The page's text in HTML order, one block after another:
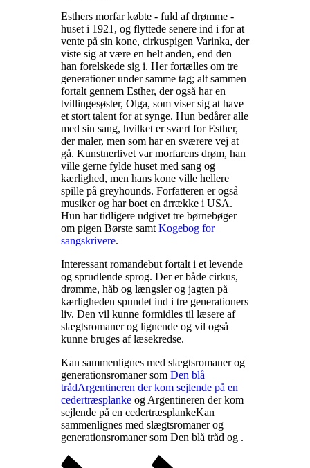
Esthers morfar købte - fuld af drømme -
huset i 1921, og flyttede senere ind i for at
vente på sin kone, cirkuspigen Varinka, der
viste sig at være en helt anden, end den
han forelskede sig i. Her fortælles om tre
generationer under samme tag; alt sammen
fortalt gennem Esther, der også har en
tvillingesøster, Olga, som viser sig at have
et stort talent for at synge. Hun bedårer alle
med sin sang, hvilket er svært for Esther,
der maler, men som har en sværere vej at
gå. Kunstnerlivet var morfarens drøm, han
ville gerne fylde huset med sang og
kærlighed, men hans kone ville hellere
spille på greyhounds. Forfatteren er også
musiker og har boet en årrække i USA.
Hun har tidligere udgivet tre børnebøger
om pigen Børste samt Kogebog for
sangskrivere.
Interessant romandebut fortalt i et levende
og sprudlende sprog. Der er både cirkus,
drømme, håb og længsler og jagten på
kærligheden spundet ind i tre generationers
liv. Den vil kunne formidles til læsere af
slægtsromaner og lignende og vil også
kunne bruges af læsekredse.
Kan sammenlignes med slægtsromaner og
generationsromaner som Den blå
trådArgentineren der kom sejlende på en
cedertræsplanke og Argentineren der kom
sejlende på en cedertræsplankeKan
sammenlignes med slægtsromaner og
generationsromaner som Den blå tråd og .